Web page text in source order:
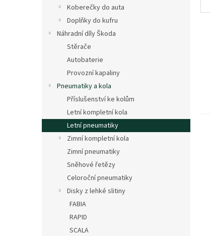
Koberečky do auta
Doplňky do kufru
Náhradní díly Škoda
Stěrače
Autobaterie
Provozní kapaliny
Pneumatiky a kola
Příslušenství ke kolům
Letní kompletní kola
Letní pneumatiky
Zimní kompletní kola
Zimní pneumatiky
Sněhové řetězy
Celoroční pneumatiky
Disky z lehké slitiny
FABIA
RAPID
SCALA